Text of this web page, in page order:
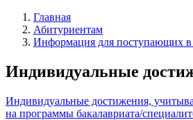
Главная
Абитуриентам
Информация для поступающих в
Индивидуальные
Индивидуальные достижения,
на программы бакалавриата/